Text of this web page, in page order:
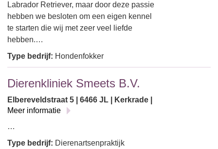
Labrador Retriever, maar door deze passie
hebben we besloten om een eigen kennel
te starten die wij met zeer veel liefde
hebben.…
Type bedrijf: Hondenfokker
Dierenkliniek Smeets B.V.
Elbereveldstraat 5 | 6466 JL | Kerkrade |
Meer informatie
…
Type bedrijf: Dierenartsenpraktijk